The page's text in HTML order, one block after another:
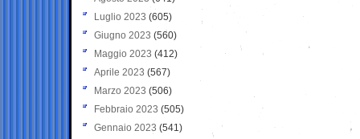
Luglio 2023 (605)
Giugno 2023 (560)
Maggio 2023 (412)
Aprile 2023 (567)
Marzo 2023 (506)
Febbraio 2023 (505)
Gennaio 2023 (541)